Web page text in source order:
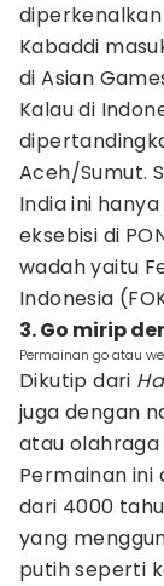
Kabaddi
di Asian
Kalau di
Aceh/Sumut.
India ini
eksebisi di
wadah yaitu
Indonesia
3. Go mirip
Permainan go atau
Dikutip dari
juga dengan
atau olahraga
Permainan ini
dari 4000
yang
putih seperti